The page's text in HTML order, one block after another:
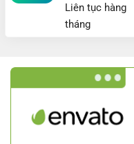
Liên tục hàng
tháng